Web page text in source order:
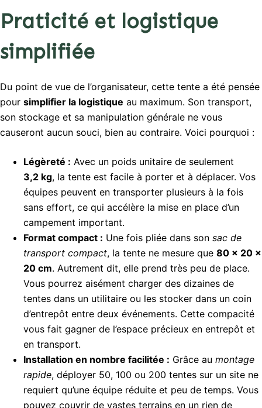
Praticité et logistique
simplifiée
Du point de vue de l’organisateur, cette tente a été pensée
pour simplifier la logistique au maximum. Son transport,
son stockage et sa manipulation générale ne vous
causeront aucun souci, bien au contraire. Voici pourquoi :
Légèreté : Avec un poids unitaire de seulement
3,2 kg, la tente est facile à porter et à déplacer. Vos
équipes peuvent en transporter plusieurs à la fois
sans effort, ce qui accélère la mise en place d’un
campement important.
Format compact : Une fois pliée dans son sac de
transport compact, la tente ne mesure que 80 × 20 ×
20 cm. Autrement dit, elle prend très peu de place.
Vous pourrez aisément charger des dizaines de
tentes dans un utilitaire ou les stocker dans un coin
d’entrepôt entre deux événements. Cette compacité
vous fait gagner de l’espace précieux en entrepôt et
en transport.
Installation en nombre facilitée : Grâce au montage
rapide, déployer 50, 100 ou 200 tentes sur un site ne
requiert qu’une équipe réduite et peu de temps. Vous
pouvez couvrir de vastes terrains en un rien de